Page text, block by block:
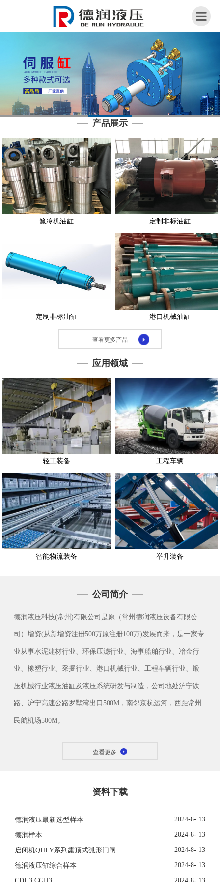
站
首
页
于
荣
誉
资
质
产
品
用
领
们
产品展示
篦冷机油缸 定制非标油缸
定制非标油缸 港口机械油缸
查看更多产品
应用领域
轻工装备 工程车辆
智能物流装备 举升装备
公司简介
德润液压科技(常州)有限公司是原（常州德润液压设备有限公
司）增资(从新增资注册500万原注册100万)发展而来，是一家专
业从事水泥建材行业、环保压滤行业、海事船舶行业、冶金行
业、橡塑行业、采掘行业、港口机械行业、工程车辆行业、锻
压机械行业液压油缸及液压系统研发与制造，公司地处沪宁铁
路、沪宁高速公路罗墅湾出口500M，南邻京杭运河，西距常州
民航机场500M。
查看更多
资料下载
德润液压最新选型样本 2024-8- 13
德润样本 2024-8- 13
启闭机QHLY系列露顶式弧形门闸... 2024-8- 13
德润液压缸综合样本 2024-8- 13
CDH3 CGH3 2024-8- 13